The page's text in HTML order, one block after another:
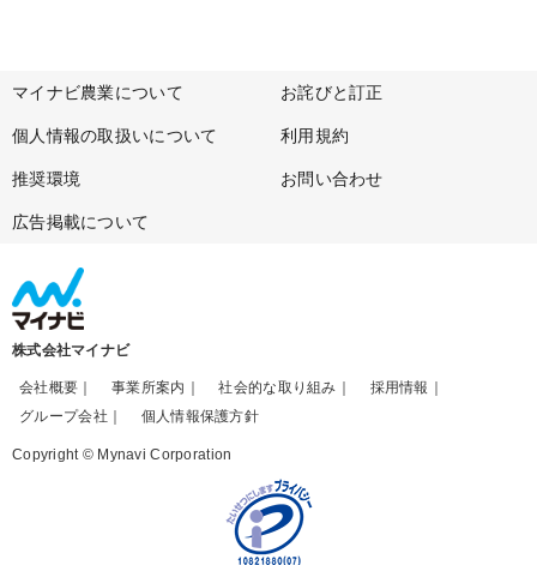
マイナビ農業について お詫びと訂正
個人情報の取扱いについて 利用規約
推奨環境 お問い合わせ
広告掲載について
株式会社マイナビ
会社概要 事業所案内 社会的な取り組み
採用情報
グループ会社
個人情報保護方針
Copyright © Mynavi Corporation